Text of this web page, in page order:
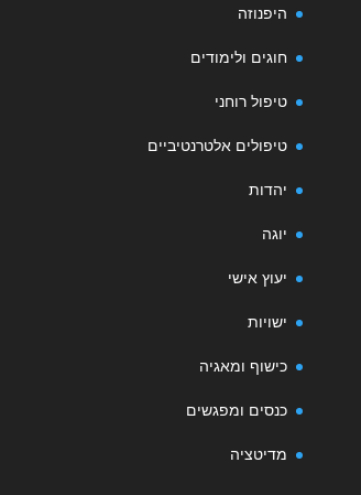
היפנוזה
חוגים ולימודים
טיפול רוחני
טיפולים אלטרנטיביים
יהדות
יוגה
יעוץ אישי
ישויות
כישוף ומאגיה
כנסים ומפגשים
מדיטציה